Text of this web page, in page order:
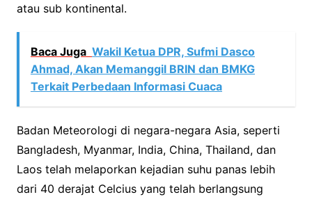
atau sub kontinental.
Baca Juga Wakil Ketua DPR, Sufmi Dasco
Ahmad, Akan Memanggil BRIN dan BMKG
Terkait Perbedaan Informasi Cuaca
Badan Meteorologi di negara-negara Asia, seperti
Bangladesh, Myanmar, India, China, Thailand, dan
Laos telah melaporkan kejadian suhu panas lebih
dari 40 derajat Celcius yang telah berlangsung